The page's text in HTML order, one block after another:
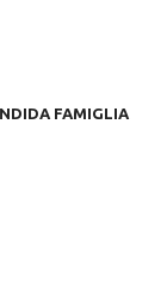
FAMIGLIA